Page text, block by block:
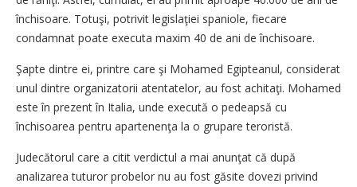
închisoare. Totuşi, potrivit legislaţiei spaniole, fiecare
condamnat poate executa maxim 40 de ani de închisoare.
Şapte dintre ei, printre care şi Mohamed Egipteanul, considerat
unul dintre organizatorii atentatelor, au fost achitaţi. Mohamed
este în prezent în Italia, unde execută o pedeapsă cu
închisoarea pentru apartenenţa la o grupare teroristă.
Judecătorul care a citit verdictul a mai anunţat că după
analizarea tuturor probelor nu au fost găsite dovezi privind